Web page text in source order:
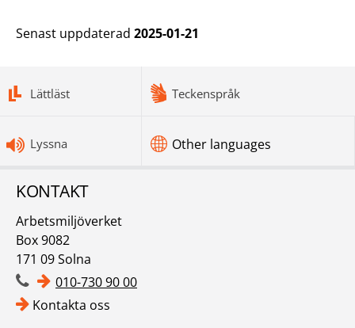
Senast uppdaterad 2025-01-21
Lättläst Teckenspråk
Lyssna Other languages
KONTAKT
Arbetsmiljöverket
Box 9082
171 09 Solna
010-730 90 00
Kontakta oss